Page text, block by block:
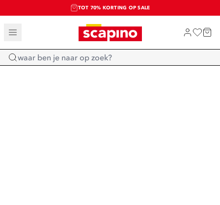
TOT 70% KORTING OP SALE
SALE: LAATSTE KANS!
SHOP NIEUW
Home